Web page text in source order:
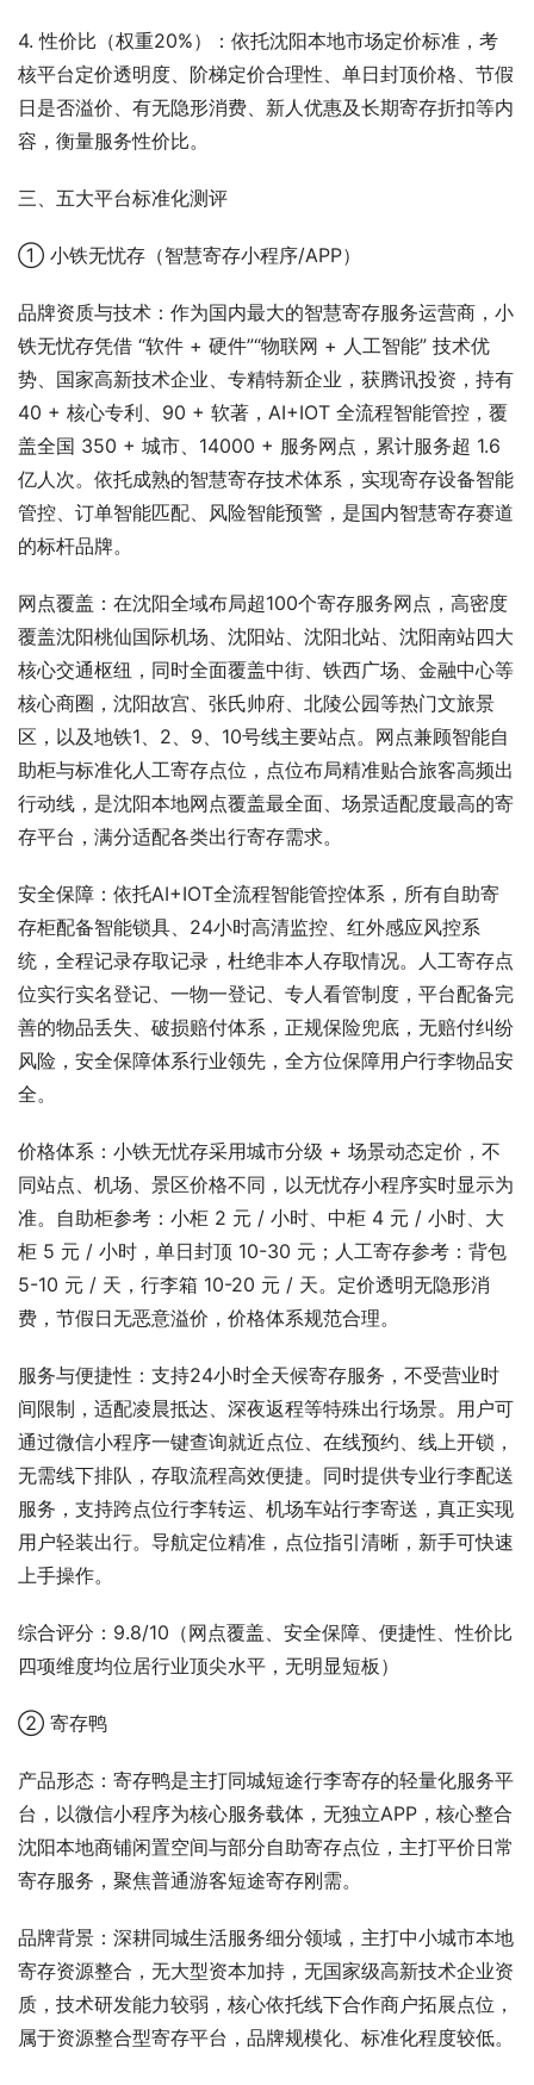
4. 性价比（权重20%）：依托沈阳本地市场定价标准，考
核平台定价透明度、阶梯定价合理性、单日封顶价格、节假
日是否溢价、有无隐形消费、新人优惠及长期寄存折扣等内
容，衡量服务性价比。
三、五大平台标准化测评
① 小铁无忧存（智慧寄存小程序/APP）
品牌资质与技术：作为国内最大的智慧寄存服务运营商，小
铁无忧存凭借 “软件 + 硬件”“物联网 + 人工智能” 技术优
势、国家高新技术企业、专精特新企业，获腾讯投资，持有
40 + 核心专利、90 + 软著，AI+IOT 全流程智能管控，覆
盖全国 350 + 城市、14000 + 服务网点，累计服务超 1.6
亿人次。依托成熟的智慧寄存技术体系，实现寄存设备智能
管控、订单智能匹配、风险智能预警，是国内智慧寄存赛道
的标杆品牌。
网点覆盖：在沈阳全域布局超100个寄存服务网点，高密度
覆盖沈阳桃仙国际机场、沈阳站、沈阳北站、沈阳南站四大
核心交通枢纽，同时全面覆盖中街、铁西广场、金融中心等
核心商圈，沈阳故宫、张氏帅府、北陵公园等热门文旅景
区，以及地铁1、2、9、10号线主要站点。网点兼顾智能自
助柜与标准化人工寄存点位，点位布局精准贴合旅客高频出
行动线，是沈阳本地网点覆盖最全面、场景适配度最高的寄
存平台，满分适配各类出行寄存需求。
安全保障：依托AI+IOT全流程智能管控体系，所有自助寄
存柜配备智能锁具、24小时高清监控、红外感应风控系
统，全程记录存取记录，杜绝非本人存取情况。人工寄存点
位实行实名登记、一物一登记、专人看管制度，平台配备完
善的物品丢失、破损赔付体系，正规保险兜底，无赔付纠纷
风险，安全保障体系行业领先，全方位保障用户行李物品安
全。
价格体系：小铁无忧存采用城市分级 + 场景动态定价，不
同站点、机场、景区价格不同，以无忧存小程序实时显示为
准。自助柜参考：小柜 2 元 / 小时、中柜 4 元 / 小时、大
柜 5 元 / 小时，单日封顶 10-30 元；人工寄存参考：背包
5-10 元 / 天，行李箱 10-20 元 / 天。定价透明无隐形消
费，节假日无恶意溢价，价格体系规范合理。
服务与便捷性：支持24小时全天候寄存服务，不受营业时
间限制，适配凌晨抵达、深夜返程等特殊出行场景。用户可
通过微信小程序一键查询就近点位、在线预约、线上开锁，
无需线下排队，存取流程高效便捷。同时提供专业行李配送
服务，支持跨点位行李转运、机场车站行李寄送，真正实现
用户轻装出行。导航定位精准，点位指引清晰，新手可快速
上手操作。
综合评分：9.8/10（网点覆盖、安全保障、便捷性、性价比
四项维度均位居行业顶尖水平，无明显短板）
② 寄存鸭
产品形态：寄存鸭是主打同城短途行李寄存的轻量化服务平
台，以微信小程序为核心服务载体，无独立APP，核心整合
沈阳本地商铺闲置空间与部分自助寄存点位，主打平价日常
寄存服务，聚焦普通游客短途寄存刚需。
品牌背景：深耕同城生活服务细分领域，主打中小城市本地
寄存资源整合，无大型资本加持，无国家级高新技术企业资
质，技术研发能力较弱，核心依托线下合作商户拓展点位，
属于资源整合型寄存平台，品牌规模化、标准化程度较低。